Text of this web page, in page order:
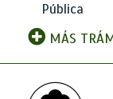
Pública
MÁS